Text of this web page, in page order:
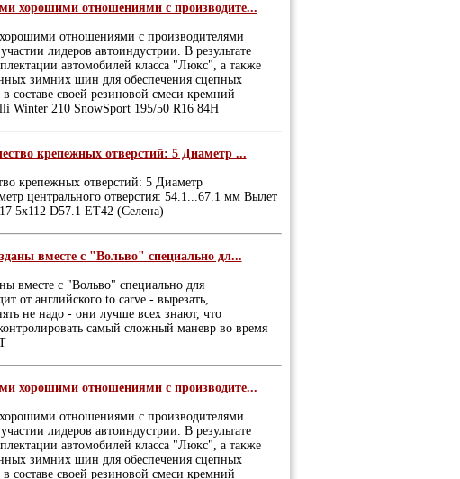
хорошими отношениями с производите...
отношениями с производителями
лидеров автоиндустрии. В результате
автомобилей класса "Люкс", а также
зимних шин для обеспечения сцепных
составе своей резиновой смеси кремний
210 SnowSport 195/50 R16 84H
крепежных отверстий: 5 Диаметр ...
крепежных отверстий: 5 Диаметр
центрального отверстия: 54.1...67.1 мм Вылет
5x112 D57.1 ET42 (Селена)
вместе с "Вольво" специально дл...
вместе с "Вольво" специально для
от английского to carve - вырезать,
не надо - они лучше всех знают, что
самый сложный маневр во время
хорошими отношениями с производите...
отношениями с производителями
лидеров автоиндустрии. В результате
автомобилей класса "Люкс", а также
зимних шин для обеспечения сцепных
составе своей резиновой смеси кремний